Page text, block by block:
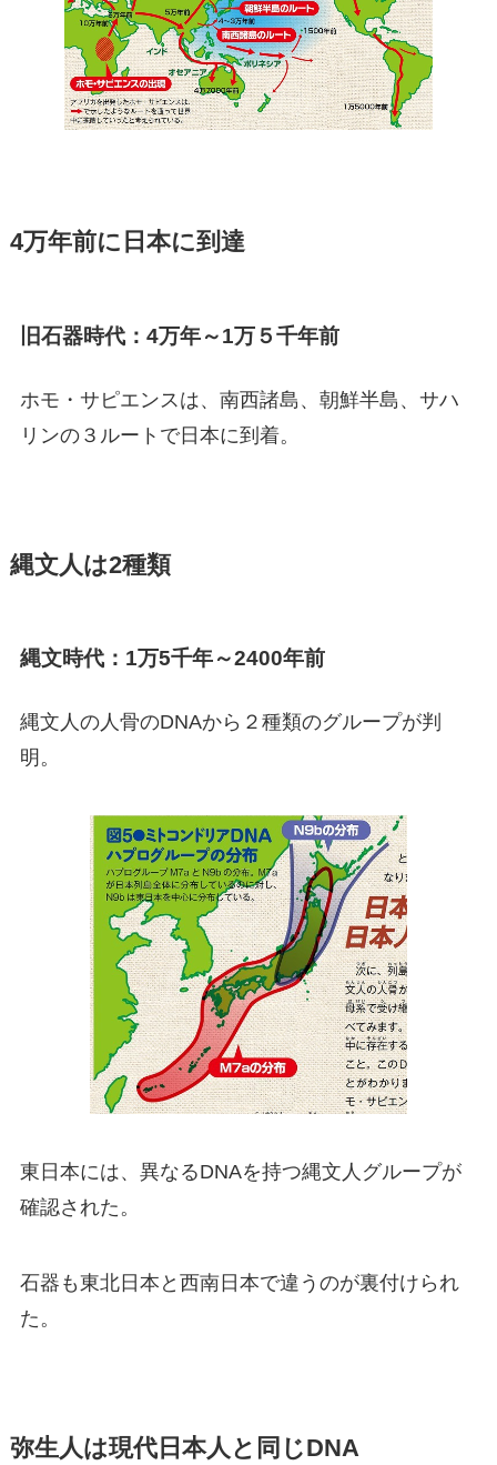
4万年前に日本に到達
旧石器時代：4万年～1万５千年前
ホモ・サピエンスは、南西諸島、朝鮮半島、サハ
リンの３ルートで日本に到着。
縄文人は2種類
縄文時代：1万5千年～2400年前
縄文人の人骨のDNAから２種類のグループが判
明。
東日本には、異なるDNAを持つ縄文人グループが
確認された。
石器も東北日本と西南日本で違うのが裏付けられ
た。
弥生人は現代日本人と同じDNA